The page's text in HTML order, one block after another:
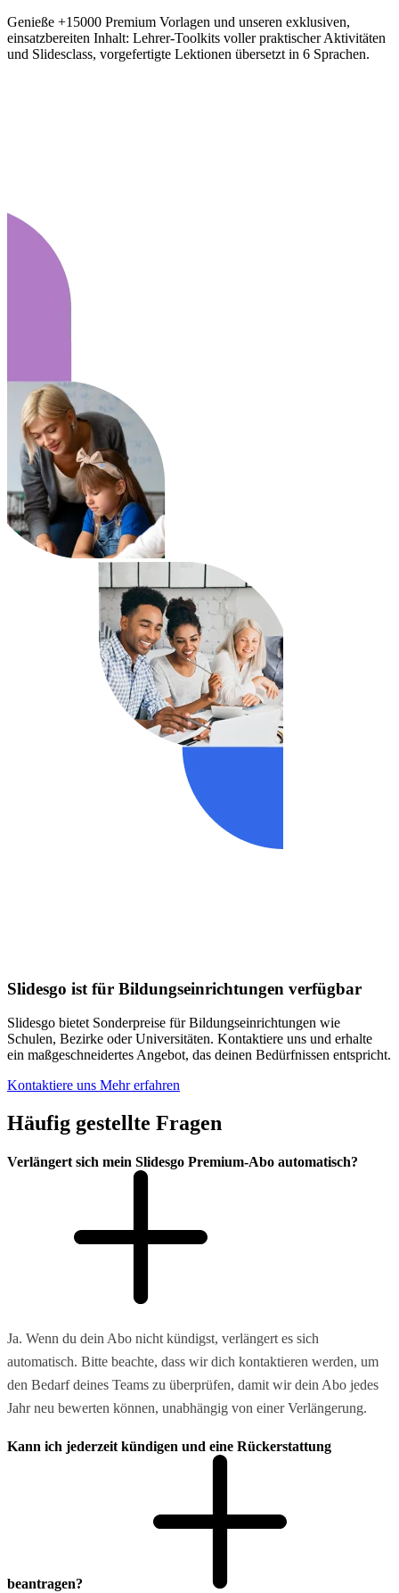
Genieße +15000 Premium Vorlagen und unseren exklusiven,
einsatzbereiten Inhalt: Lehrer-Toolkits voller praktischer Aktivitäten
und Slidesclass, vorgefertigte Lektionen übersetzt in 6 Sprachen.
Slidesgo ist für Bildungseinrichtungen verfügbar
Slidesgo bietet Sonderpreise für Bildungseinrichtungen wie
Schulen, Bezirke oder Universitäten. Kontaktiere uns und erhalte
ein maßgeschneidertes Angebot, das deinen Bedürfnissen entspricht.
Kontaktiere uns Mehr erfahren
Häufig gestellte Fragen
Verlängert sich mein Slidesgo Premium-Abo automatisch?
Ja. Wenn du dein Abo nicht kündigst, verlängert es sich
automatisch. Bitte beachte, dass wir dich kontaktieren werden, um
den Bedarf deines Teams zu überprüfen, damit wir dein Abo jedes
Jahr neu bewerten können, unabhängig von einer Verlängerung.
Kann ich jederzeit kündigen und eine Rückerstattung
beantragen?